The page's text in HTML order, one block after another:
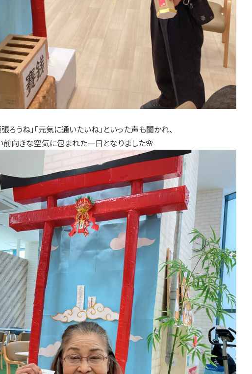
ろうね」「元気に通いたいね」といった声も聞かれ、
前向きな空気に包まれた一日となりました🌸